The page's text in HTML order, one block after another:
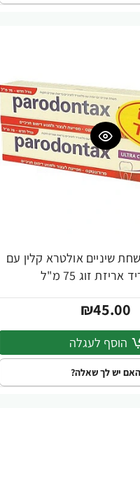
שיניים אולטרא קלין עם
אריזת זוג 75 מ"ל
₪45.00
הוסף לעגלה
האם יש לך שאלה?